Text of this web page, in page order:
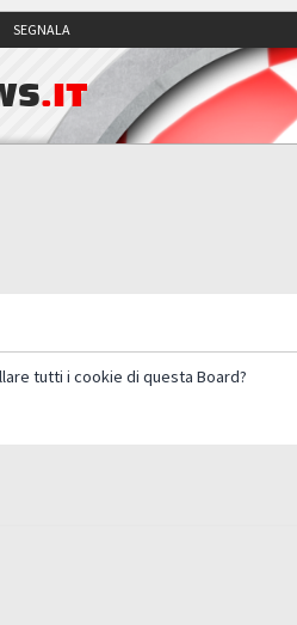
SEGNALA
.IT
tutti i cookie di questa Board?